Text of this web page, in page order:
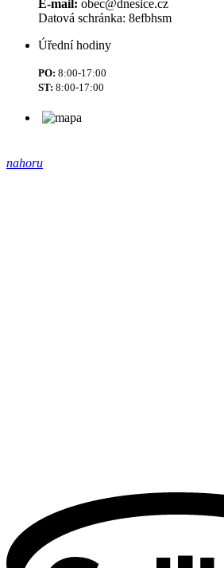
E-mail: obec@dnesice.cz
Datová schránka: 8efbhsm
Úřední hodiny
PO: 8:00-17:00
ST: 8:00-17:00
nahoru